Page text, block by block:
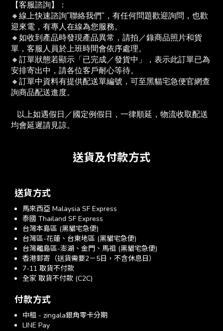
【客服諮詢】：
🔸線上快速諮詢"聯絡我們"，有任何問題歡迎詢問，也歡
迎來電，有專人在線為您服務。
🔸如收到產品時發現產品異常，請拍／錄商品照片和貨
單，客服人員於上班時間會依序處理。
🔸訂單狀態若顯示「已完成／發貨中」，表示此訂單已為
安排寄出中，請各位客戶耐心等待。
🔸訂單中資料有提供配送單編號，可至黑貓宅急便官網查
詢商品配送進度。
均會延遲請見諒。
送貨及付款方式
送貨方式
馬來西亞 Malaysia SF Express
泰國 Thailand SF Express
台灣本島區 (黑貓宅急便)
台灣區-花蓮、台東地區 (黑貓宅急便)
台灣離島區-澎湖、金門、馬祖 (黑貓宅急便)
香港郵寄（送貨需要2－5日，不含休息日）
7-11 取貨不付款
全家 取貨不付款 (C2C)
付款方式
中租 - zingala銀角零卡分期
LINE Pay